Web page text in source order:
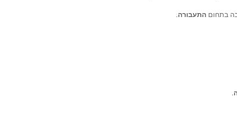
בתחום התעבורה.
.